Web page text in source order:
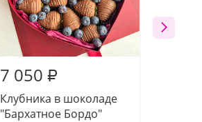
7 050 ₽
Клубника в шоколаде
"Бархатное Бордо"